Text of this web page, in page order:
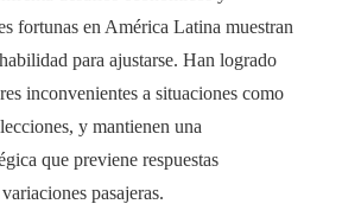
fortunas en América Latina muestran
para ajustarse. Han logrado
inconvenientes a situaciones como
y mantienen una
que previene respuestas
pasajeras.